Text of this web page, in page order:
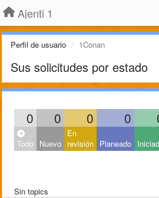
Ajenti 1
Perfil de usuario 1Conan
Sus solicitudes por estado
0 0 0 0
Todo Nuevo
En
revisión Planeado
Sin topics